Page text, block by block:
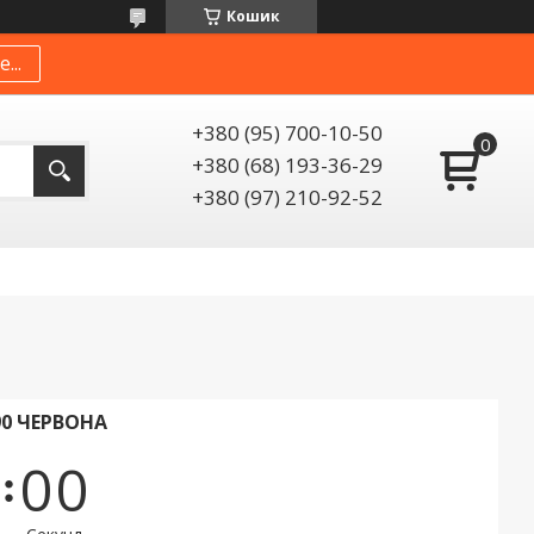
Кошик
+380 (95) 700-10-50
+380 (68) 193-36-29
+380 (97) 210-92-52
ЧЕРВОНА
00